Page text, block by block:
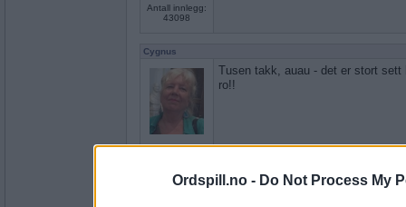
Ordspill.no - Do Not Process My
Antall innlegg:
43098
Cygnus
Antall innlegg:
Tusen takk, auau - det er stort sett
ro!!